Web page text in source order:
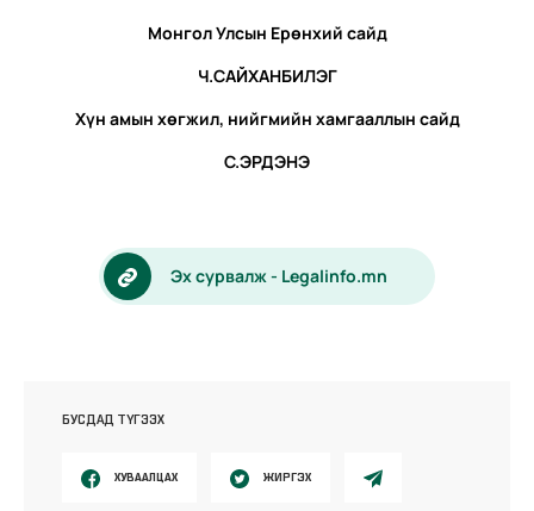
Монгол Улсын Ерөнхий сайд
Ч.САЙХАНБИЛЭГ
Хүн амын хөгжил, нийгмийн хамгааллын сайд
С.ЭРДЭНЭ
Эх сурвалж - Legalinfo.mn
БУСДАД ТҮГЭЭХ
ХУВААЛЦАХ ЖИРГЭХ